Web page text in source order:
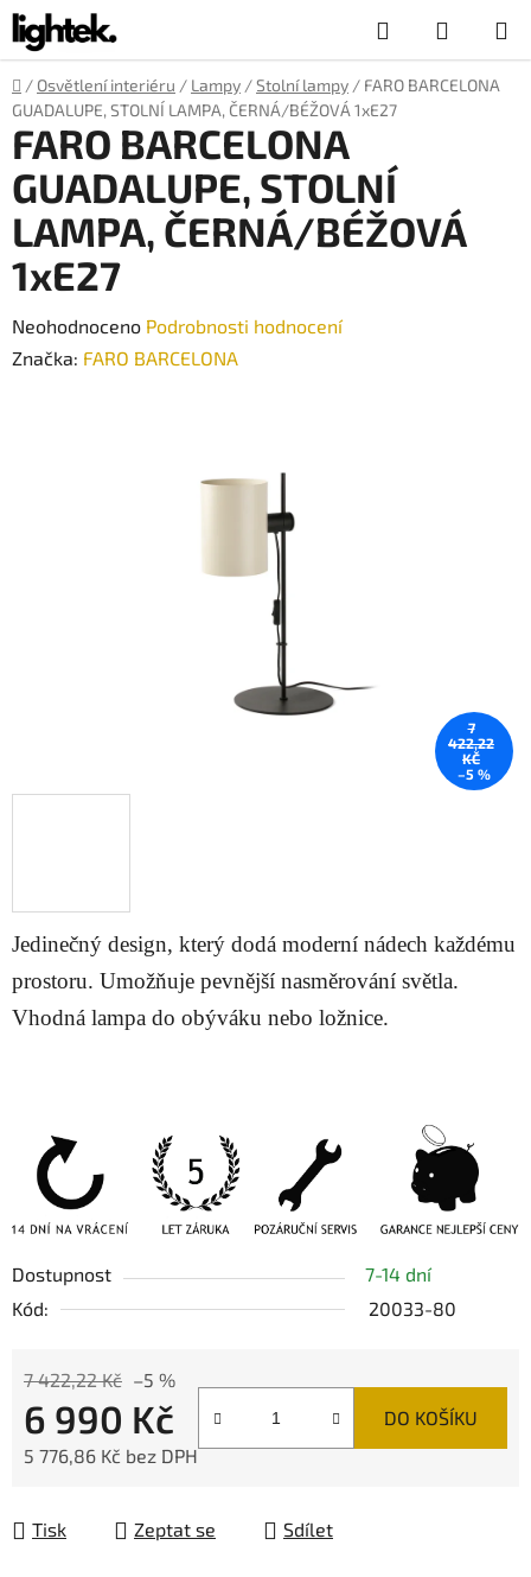
Přejít
na
obsah
Hledat
KOŠÍK
Domů
/ Osvětlení interiéru / Lampy /Stolní lampy / FARO BARCELONA
GUADALUPE, STOLNÍ LAMPA, ČERNÁ/BÉŽOVÁ 1xE27
Jedinečný design, který dodá moderní nádech každému
prostoru. Umožňuje pevnější nasměrování světla.
Vhodná lampa do obýváku nebo ložnice.
Dostupnost
7-14 dní
Kód:
20033-80
7 422,22 Kč –5 %
6 990 Kč
5 776,86 Kč bez DPH
DO KOŠÍKU
Tisk Zeptat se Sdílet
FARO BARCELONA
GUADALUPE, STOLNÍ
LAMPA, ČERNÁ/BÉŽOVÁ
1xE27
Průměrné
hodnocení
Neohodnoceno Podrobnosti hodnocení
Značka: FARO BARCELONA
7
422,22
KČ
–5 %